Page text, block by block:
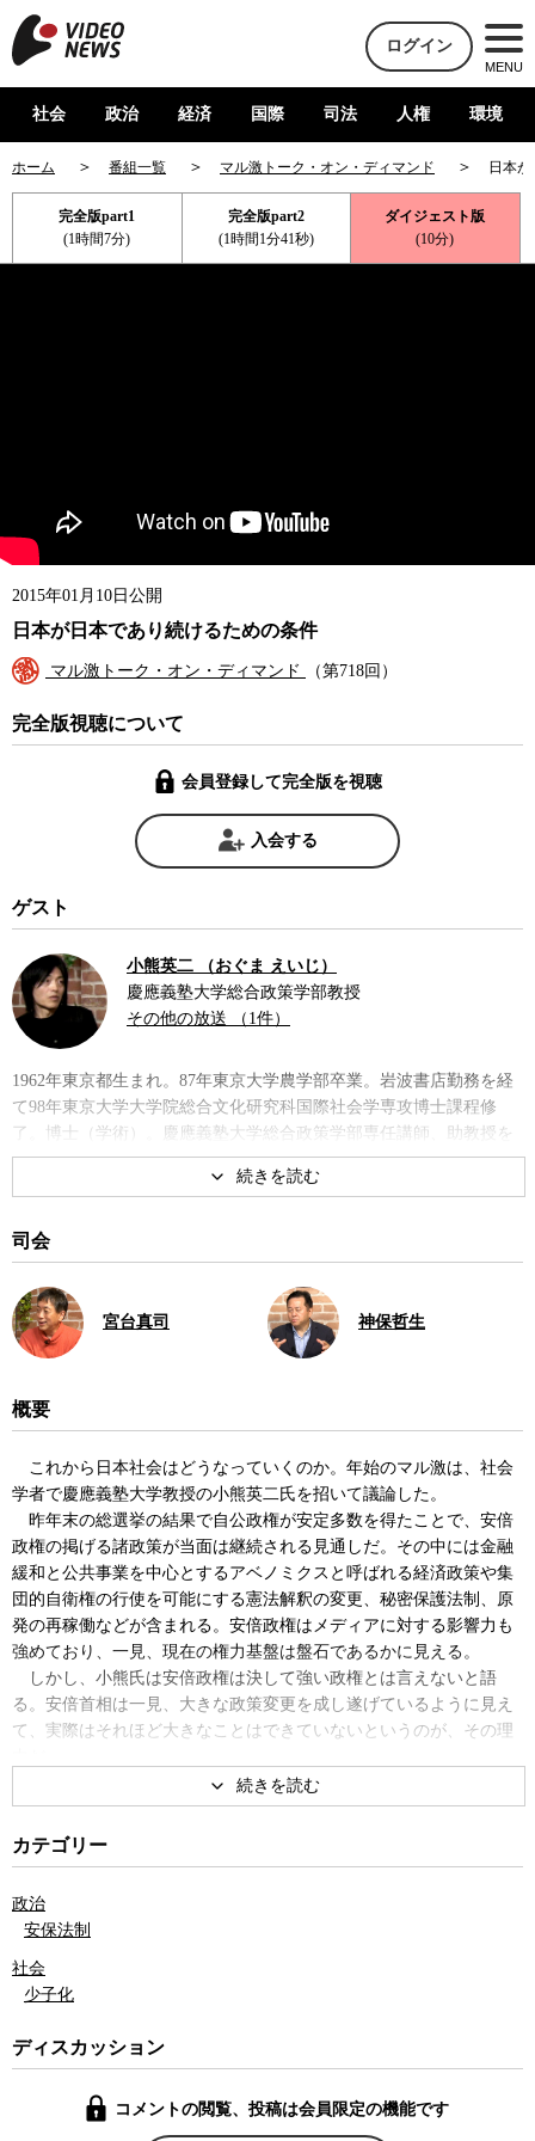
ログイン
MENU
社会 政治 経済 国際 司法 人権 環境
ホーム 番組一覧 マル激トーク・オン・ディマンド 日本
完全版part1
(1時間7分)
完全版part2
(1時間1分41秒)
ダイジェスト版
(10分)
2015年01月10日公開
日本が日本であり続けるための条件
マル激トーク・オン・ディマンド （第718回）
完全版視聴について
会員登録して完全版を視聴
入会する
ゲスト
小熊英二 （おぐま えいじ）
慶應義塾大学総合政策学部教授
その他の放送 （1件）
1962年東京都生まれ。87年東京大学農学部卒業。岩波書店勤務を経
て98年東京大学大学院総合文化研究科国際社会学専攻博士課程修
了。博士（学術）。慶應義塾大学総合政策学部専任講師、助教授を
経て07年より現職。著書に『真剣に話しましょう・小熊英二対談
』、『社会を変えるには』、共著に『この国はどこで間違えたの
著書
真剣に話しましょう 小熊英二対
談集
司会
宮台真司 神保哲生
概要
これから日本社会はどうなっていくのか。年始のマル激は、社会
学者で慶應義塾大学教授の小熊英二氏を招いて議論した。
昨年末の総選挙の結果で自公政権が安定多数を得たことで、安倍
政権の掲げる諸政策が当面は継続される見通しだ。その中には金融
緩和と公共事業を中心とするアベノミクスと呼ばれる経済政策や集
団的自衛権の行使を可能にする憲法解釈の変更、秘密保護法制、原
発の再稼働などが含まれる。安倍政権はメディアに対する影響力も
強めており、一見、現在の権力基盤は盤石であるかに見える。
しかし、小熊氏は安倍政権は決して強い政権とは言えないと語
る。安倍首相は一見、大きな政策変更を成し遂げているように見え
て、実際はそれほど大きなことはできていないというのが、その理
原発の再稼働にしても、政権として再稼働の方針を明確に打ち出
しながら、一基の原発を再稼働するのにも、これだけの時間がかか
っている。新しい安全基準や周辺自治体の反対などを考えると、う
まくいっても１０基以上の原発を再稼働することは難しいだろうと
集団的自衛権の行使についても、言葉が先行しているが、内実と
しては個別的自衛権の範疇に入るものしか実現できそうにない。
昨年末の選挙でも自民党は全有権者の25％程度の票しか得ていな
い。有権者の半数近くが棄権をしたことと、選挙制度の特性で公明
て盤石とは言えない。
小熊氏は現在の安倍政権の政策の大半は別の勢力が政権の座につ
いていても、実施されている可能性が高いものだと指摘する。安倍
首相は経済政策を前面に打ち出し、金融緩和や公共事業で株価が維
カテゴリー
政治
安保法制
社会
少子化
ディスカッション
コメントの閲覧、投稿は会員限定の機能です